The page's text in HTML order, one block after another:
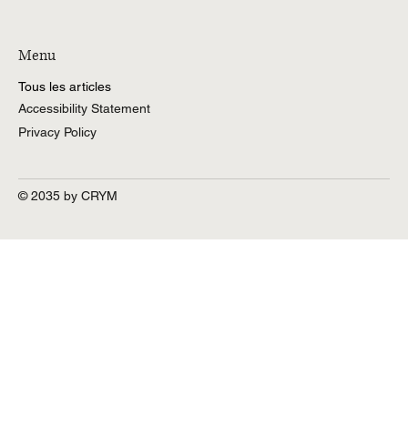
Menu
Tous les articles
Accessibility Statement
Privacy Policy
© 2035 by CRYM